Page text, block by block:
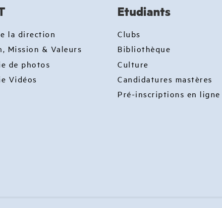
la direction
Mission & Valeurs
de photos
Vidéos
Etudiants
Clubs
Bibliothèque
Culture
Candidatures mastères
Pré-inscriptions en ligne